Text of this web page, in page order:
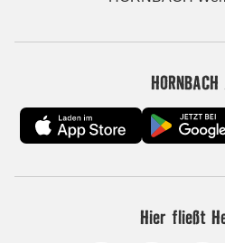
Hier fließt